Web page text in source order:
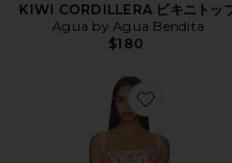
KIWI CORDILLERA ビキニトッ
Agua by Agua Bendita
$180
Favorite